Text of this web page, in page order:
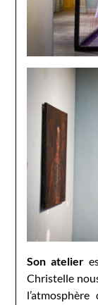
Son atelier
Christelle